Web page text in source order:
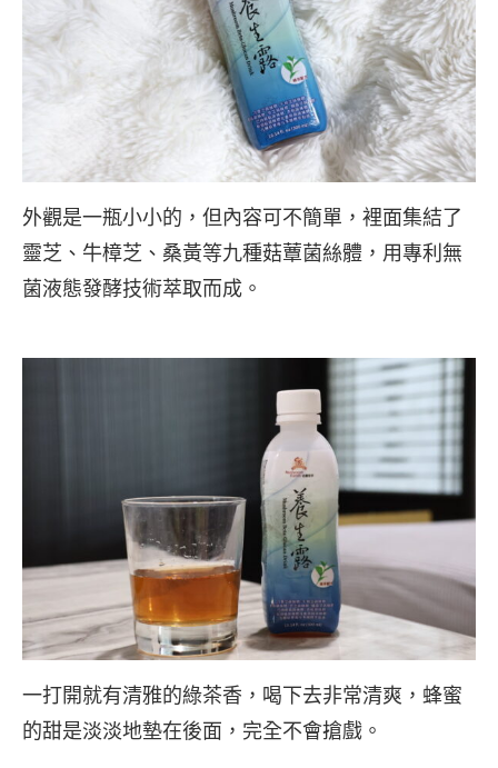
外觀是一瓶小小的，但內容可不簡單，裡面集結了
靈芝、牛樟芝、桑黃等九種菇蕈菌絲體，用專利無
菌液態發酵技術萃取而成。
一打開就有清雅的綠茶香，喝下去非常清爽，蜂蜜
的甜是淡淡地墊在後面，完全不會搶戲。